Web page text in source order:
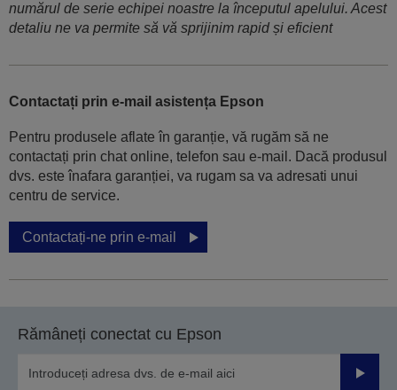
numărul de serie echipei noastre la începutul apelului. Acest
detaliu ne va permite să vă sprijinim rapid și eficient
Contactați prin e-mail asistența Epson
Pentru produsele aflate în garanție, vă rugăm să ne
contactați prin chat online, telefon sau e-mail. Dacă produsul
dvs. este înafara garanției, va rugam sa va adresati unui
centru de service.
Contactați-ne prin e-mail
Rămâneți conectat cu Epson